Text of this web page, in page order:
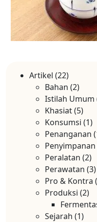
Artikel (22)
Bahan (2)
Istilah Umum
Khasiat(5)
Konsumsi (1)
Penanganan
Penyimpanan
Peralatan (2)
Perawatan (3)
Pro & Kontra
Produksi (2)
Sejarah (1)